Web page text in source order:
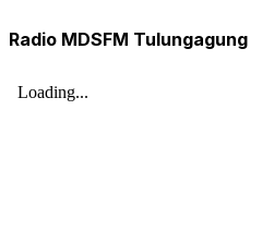
Radio MDSFM Tulungagung